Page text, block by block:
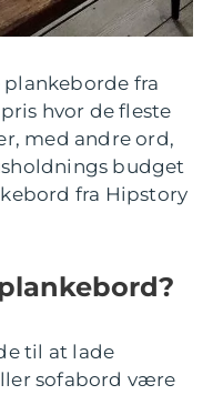
fra
hvor de fleste
med andre ord,
budget
fra Hipstory
til at lade
sofabord være